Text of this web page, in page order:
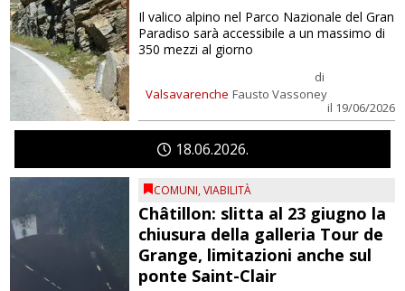
Valsavarenche
di
Fausto Vassoney
il 19/06/2026
Il valico alpino nel Parco Nazionale del Gran
Paradiso sarà accessibile a un massimo di
350 mezzi al giorno
1806 2026
COMUNI,VIABILITÀ
Châtillon: slitta al 23 giugno la
chiusura della galleria Tour de
Grange, limitazioni anche sul
ponte Saint-Clair